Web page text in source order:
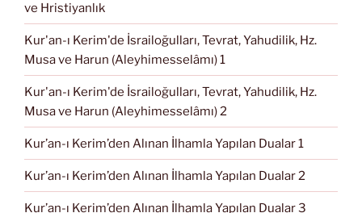
ve Hristiyanlık
Kur'an-ı Kerim'de İsrailoğulları, Tevrat, Yahudilik, Hz.
Musa ve Harun (Aleyhimesselâmı) 1
Kur'an-ı Kerim'de İsrailoğulları, Tevrat, Yahudilik, Hz.
Musa ve Harun (Aleyhimesselâmı) 2
Kur’an-ı Kerim’den Alınan İlhamla Yapılan Dualar 1
Kur’an-ı Kerim’den Alınan İlhamla Yapılan Dualar 2
Kur’an-ı Kerim’den Alınan İlhamla Yapılan Dualar 3